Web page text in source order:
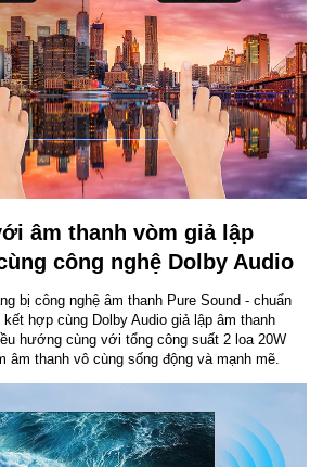
âm thanh vòm giả lập
công nghệ Dolby Audio
bị công nghệ âm thanh Pure Sound - chuẩn
hợp cùng Dolby Audio giả lập âm thanh
hướng cùng với tổng công suất 2 loa 20W
âm thanh vô cùng sống động và mạnh mẽ.